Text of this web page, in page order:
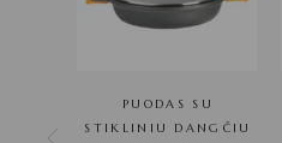
PUODAS SU
STIKLINIU DANGČIU